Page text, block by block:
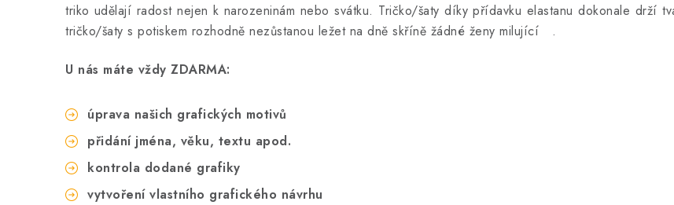
triko udělají radost nejen k narozeninám nebo svátku. Tričko/šaty díky přídavku elastanu dokonale drží
tričko/šaty s potiskem rozhodně nezůstanou ležet na dně skříně žádné ženy milující .
U nás máte vždy ZDARMA:
úprava našich grafických motivů
přidání jména, věku, textu apod.
kontrola dodané grafiky
vytvoření vlastního grafického návrhu